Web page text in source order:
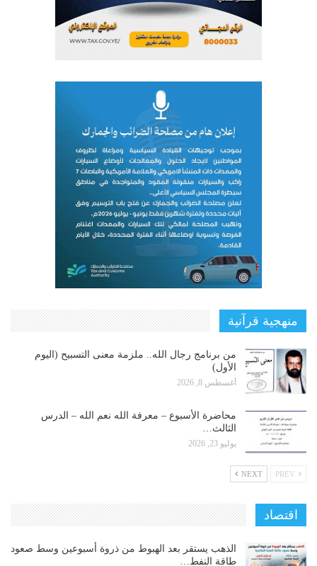
منهجية قرآنية
من برنامج رجال الله.. ملزمة معنى التسبيح (اليوم
الأول)
أغسطس 8, 2026
محاضرة الأسبوع – معرفة الله نعم الله – الدرس
الثالث…
يوليو 23, 2026
NEXT
اقتصاد
الذهب يستقر بعد الهبوط من ذروة أسبوعين وسط صعود
طاقة النفط…